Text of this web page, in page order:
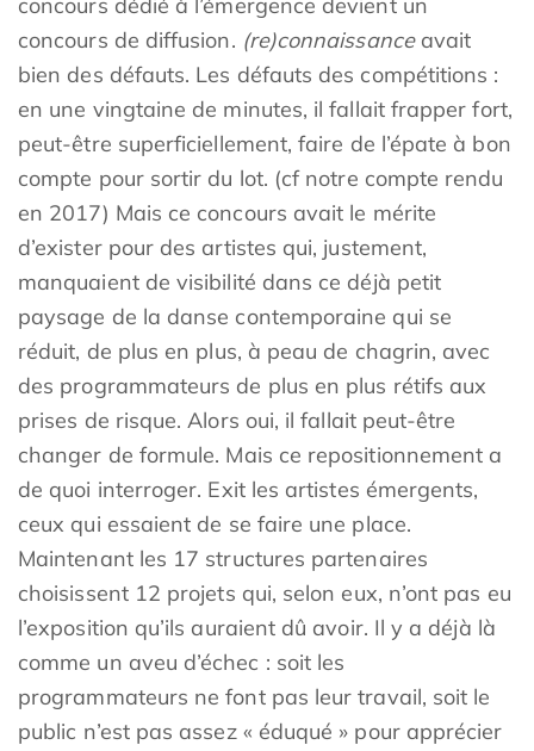
concours de diffusion. (re)connaissanceavait
bien des défauts. Les défauts des compétitions :
en une vingtaine de minutes, il fallait frapper fort,
peut-être superficiellement, faire de l’épate à bon
compte pour sortir du lot. (cf notre compte rendu
en 2017) Mais ce concours avait le mérite
d’exister pour des artistes qui, justement,
manquaient de visibilité dans ce déjà petit
paysage de la danse contemporaine qui se
réduit, de plus en plus, à peau de chagrin, avec
des programmateurs de plus en plus rétifs aux
prises de risque. Alors oui, il fallait peut-être
changer de formule. Mais ce repositionnement a
de quoi interroger. Exit les artistes émergents,
ceux qui essaient de se faire une place.
Maintenant les 17 structures partenaires
choisissent 12 projets qui, selon eux, n’ont pas eu
l’exposition qu’ils auraient dû avoir. Il y a déjà là
comme un aveu d’échec : soit les
programmateurs ne font pas leur travail, soit le
public n’est pas assez « éduqué » pour apprécier